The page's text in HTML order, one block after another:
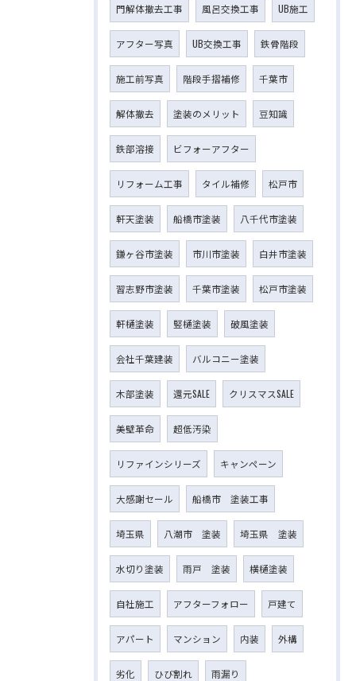
門解体撤去工事 風呂交換工事 UB施工
アフター写真 UB交換工事 鉄骨階段
施工前写真 階段手摺補修 千葉市
解体撤去 塗装のメリット 豆知識
鉄部溶接 ビフォーアフター
リフォーム工事 タイル補修 松戸市
軒天塗装 船橋市塗装 八千代市塗装
鎌ヶ谷市塗装 市川市塗装 白井市塗装
習志野市塗装 千葉市塗装 松戸市塗装
軒樋塗装 竪樋塗装 破風塗装
会社千葉建装 バルコニー塗装
木部塗装 還元SALE クリスマスSALE
美壁革命 超低汚染
リファインシリーズ キャンペーン
大感謝セール 船橋市 塗装工事
埼玉県 八潮市 塗装 埼玉県 塗装
水切り塗装 雨戸 塗装 横樋塗装
自社施工 アフターフォロー 戸建て
アパート マンション 内装 外構
劣化 ひび割れ 雨漏り